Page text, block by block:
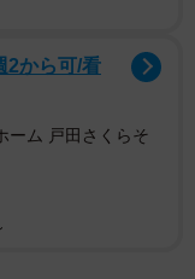
れていた「観閲更
が30％、そして残
るのかな」という
メッセージが入っ
2から可/看
ーム 戸田さくらそ